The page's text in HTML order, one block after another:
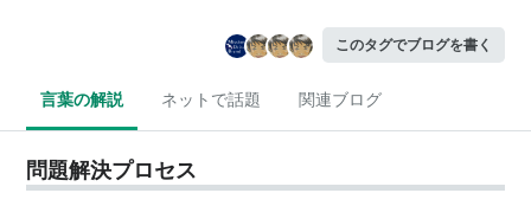
このタグでブログを書く
言葉の解説 ネットで話題 関連ブログ
問題解決プロセス